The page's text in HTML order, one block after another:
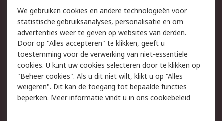
Track & Trace
Wettelijk
Cookiebeleid
Email veiligheid
Privacybeleid -
Bijgewerkt
Websitevoorwaarden
Algemene
verkoopvoorwaarden
We gebruiken cookies en andere technologieën voor
statistische gebruiksanalyses, personalisatie en om
advertenties weer te geven op websites van derden.
Door op "Alles accepteren" te klikken, geeft u
toestemming voor de verwerking van niet-essentiële
cookies. U kunt uw cookies selecteren door te klikken op
"Beheer cookies". Als u dit niet wilt, klikt u op "Alles
weigeren". Dit kan de toegang tot bepaalde functies
beperken. Meer informatie vindt u in ons cookiebeleid